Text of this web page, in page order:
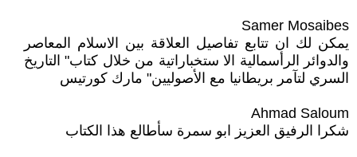
Samer Mosaibes
يمكن لك ان تتابع تفاصيل العلاقة بين الاسلام المعاصر
والدوائر الرأسمالية الا ستخباراتية من خلال كتاب" التاريخ
السري لتآمر بريطانيا مع الأصوليين" مارك كورتيس
Ahmad Saloum
شكرا الرفيق العزيز ابو سمرة سأطالع هذا الكتاب